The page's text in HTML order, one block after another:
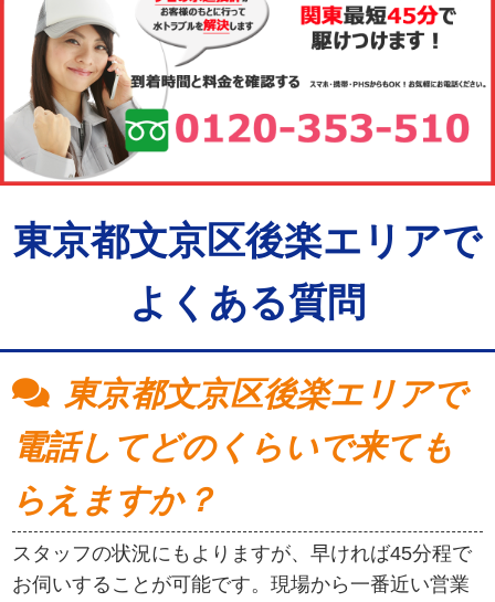
東京都文京区後楽エリアで
よくある質問
東京都文京区後楽エリアで
電話してどのくらいで来ても
らえますか？
スタッフの状況にもよりますが、早ければ45分程で
お伺いすることが可能です。現場から一番近い営業